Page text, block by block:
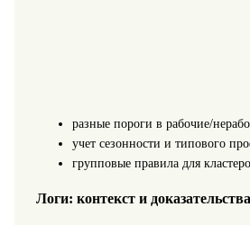
разные пороги в рабочие/
учет сезонности и типового
групповые правила для
Логи: контекст и доказательства